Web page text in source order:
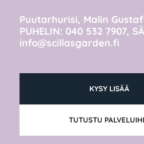
Puutarhurisi, Malin
PUHELIN: 040 532 7907,
info@scillasgarden.fi
KYSY LISÄÄ
TUTUSTU PALVELUIHI